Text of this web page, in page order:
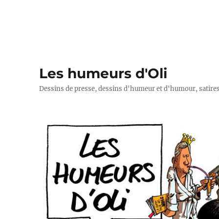
Les humeurs d'Oli
Dessins de presse, dessins d'humeur et d'humour,